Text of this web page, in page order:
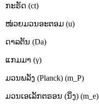
ກະຣັດ (ct)
ໜ່ວຍມວນອະຕອມ (u)
ດາລຕັນ (Da)
ແກມມາ (γ)
ມວນພລັງ (Planck) (m_P)
ມວນເອເລັກຕຣອນ (ນິ່ງ) (m_e)